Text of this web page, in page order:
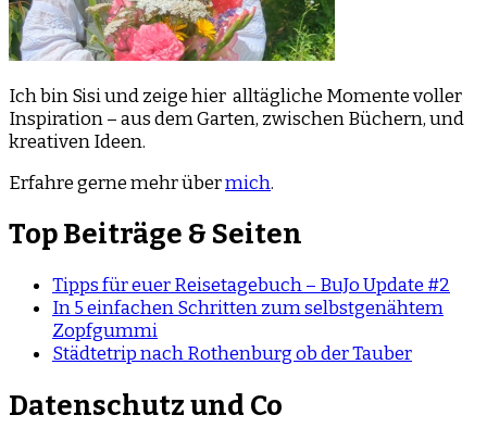
Ich bin Sisi und zeige hier alltägliche Momente voller
Inspiration – aus dem Garten, zwischen Büchern, und
kreativen Ideen.
Erfahre gerne mehr übermich.
Top Beiträge & Seiten
Tipps für euer Reisetagebuch – BuJo Update #2
In 5 einfachen Schritten zum selbstgenähtem
Zopfgummi
Städtetrip nach Rothenburg ob der Tauber
Datenschutz und Co